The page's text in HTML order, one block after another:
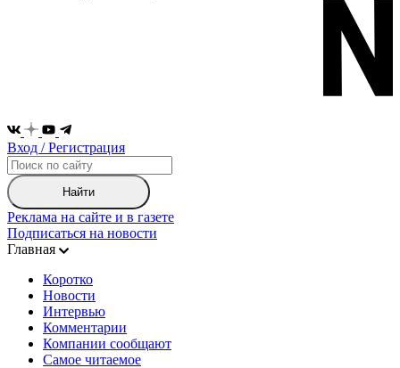
Вход / Регистрация
Найти
Реклама на сайте и в газете
Подписаться на новости
Главная
Коротко
Новости
Интервью
Комментарии
Компании сообщают
Самое читаемое